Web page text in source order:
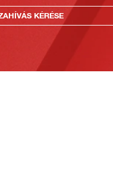
KÉRÉSE